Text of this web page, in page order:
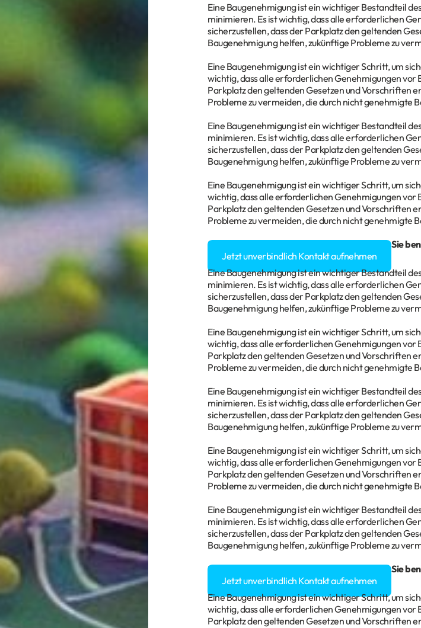
Eine Baugenehmigung ist ein wichtiger Bestandteil
minimieren. Es ist wichtig, dass alle erforderlichen
sicherzustellen, dass der Parkplatz den geltenden
Baugenehmigung helfen, zukünftige Probleme zu
Eine Baugenehmigung ist ein wichtiger Schritt, um
wichtig, dass alle erforderlichen Genehmigungen vor
Parkplatz den geltenden Gesetzen und Vorschriften
Probleme zu vermeiden, die durch nicht genehmigte
Eine Baugenehmigung ist ein wichtiger Bestandteil
minimieren. Es ist wichtig, dass alle erforderlichen
sicherzustellen, dass der Parkplatz den geltenden
Baugenehmigung helfen, zukünftige Probleme zu
Eine Baugenehmigung ist ein wichtiger Schritt, um
wichtig, dass alle erforderlichen Genehmigungen vor
Parkplatz den geltenden Gesetzen und Vorschriften
Probleme zu vermeiden, die durch nicht genehmigte
Sie haben Fragen rund um Ihr
? Sie
Jetzt unverbindlich Kontakt aufnehmen
Eine Baugenehmigung ist ein wichtiger Bestandteil
minimieren. Es ist wichtig, dass alle erforderlichen
sicherzustellen, dass der Parkplatz den geltenden
Baugenehmigung helfen, zukünftige Probleme zu
Eine Baugenehmigung ist ein wichtiger Schritt, um
wichtig, dass alle erforderlichen Genehmigungen vor
Parkplatz den geltenden Gesetzen und Vorschriften
Probleme zu vermeiden, die durch nicht genehmigte
Eine Baugenehmigung ist ein wichtiger Bestandteil
minimieren. Es ist wichtig, dass alle erforderlichen
sicherzustellen, dass der Parkplatz den geltenden
Baugenehmigung helfen, zukünftige Probleme zu
Eine Baugenehmigung ist ein wichtiger Schritt, um
wichtig, dass alle erforderlichen Genehmigungen vor
Parkplatz den geltenden Gesetzen und Vorschriften
Probleme zu vermeiden, die durch nicht genehmigte
Eine Baugenehmigung ist ein wichtiger Bestandteil
minimieren. Es ist wichtig, dass alle erforderlichen
sicherzustellen, dass der Parkplatz den geltenden
Baugenehmigung helfen, zukünftige Probleme zu
Sie haben Fragen rund um Ihr Bauvorhaben? Sie
Jetzt unverbindlich Kontakt aufnehmen
Eine Baugenehmigung ist ein wichtiger Schritt, um
wichtig, dass alle erforderlichen Genehmigungen vor
Parkplatz den geltenden Gesetzen und Vorschriften